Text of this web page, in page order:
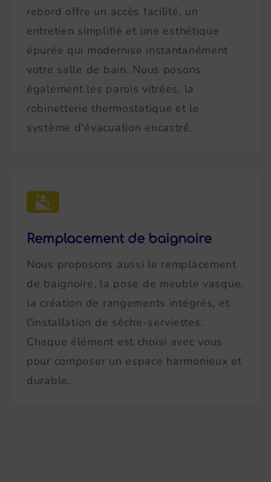
rebord offre un accès facilité, un
entretien simplifié et une esthétique
épurée qui modernise instantanément
votre salle de bain. Nous posons
également les parois vitrées, la
robinetterie thermostatique et le
système d'évacuation encastré.
Remplacement de baignoire
Nous proposons aussi le remplacement
de baignoire, la pose de meuble vasque,
la création de rangements intégrés, et
l'installation de sèche-serviettes.
Chaque élément est choisi avec vous
pour composer un espace harmonieux et
durable.